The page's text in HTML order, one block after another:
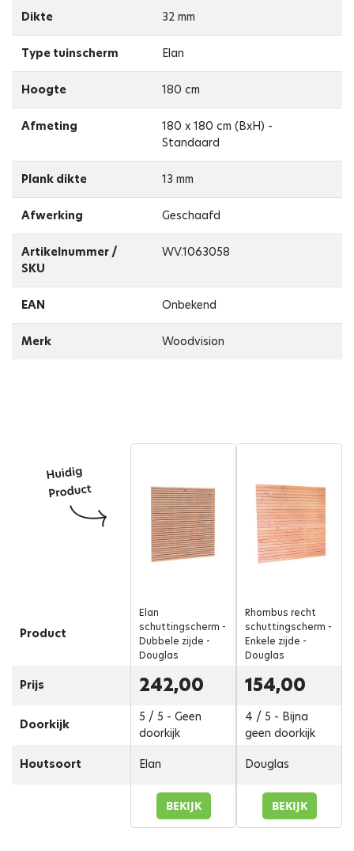
Dikte 32 mm
Type tuinscherm Elan
Hoogte 180 cm
Afmeting
180 x 180 cm (BxH) -
Standaard
Plank dikte 13 mm
Afwerking Geschaafd
Artikelnummer /
SKU
WV.1063058
EAN Onbekend
Merk Woodvision
Product
Prijs
Doorkijk
Houtsoort
Elan
schuttingscherm -
Dubbele zijde -
Douglas
242,00
5 / 5 - Geen
doorkijk
Elan
BEKIJK
Rhombus recht
schuttingscherm -
Enkele zijde -
Douglas
154,00
4 / 5 - Bijna
geen doorkijk
Douglas
BEKIJK